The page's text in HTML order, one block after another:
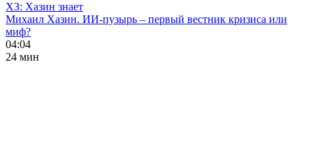
ХЗ: Хазин знает
Михаил Хазин. ИИ-пузырь – первый вестник кризиса или
миф?
04:04
24 мин